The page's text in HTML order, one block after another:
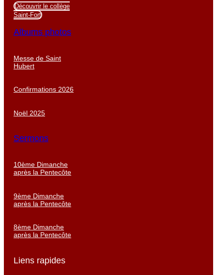
Découvrir le collège
Saint-Fort
Albums photos
Messe de Saint
Hubert
Confirmations 2026
Noël 2025
Sermons
10ème Dimanche
après la Pentecôte
9ème Dimanche
après la Pentecôte
8ème Dimanche
après la Pentecôte
Liens rapides